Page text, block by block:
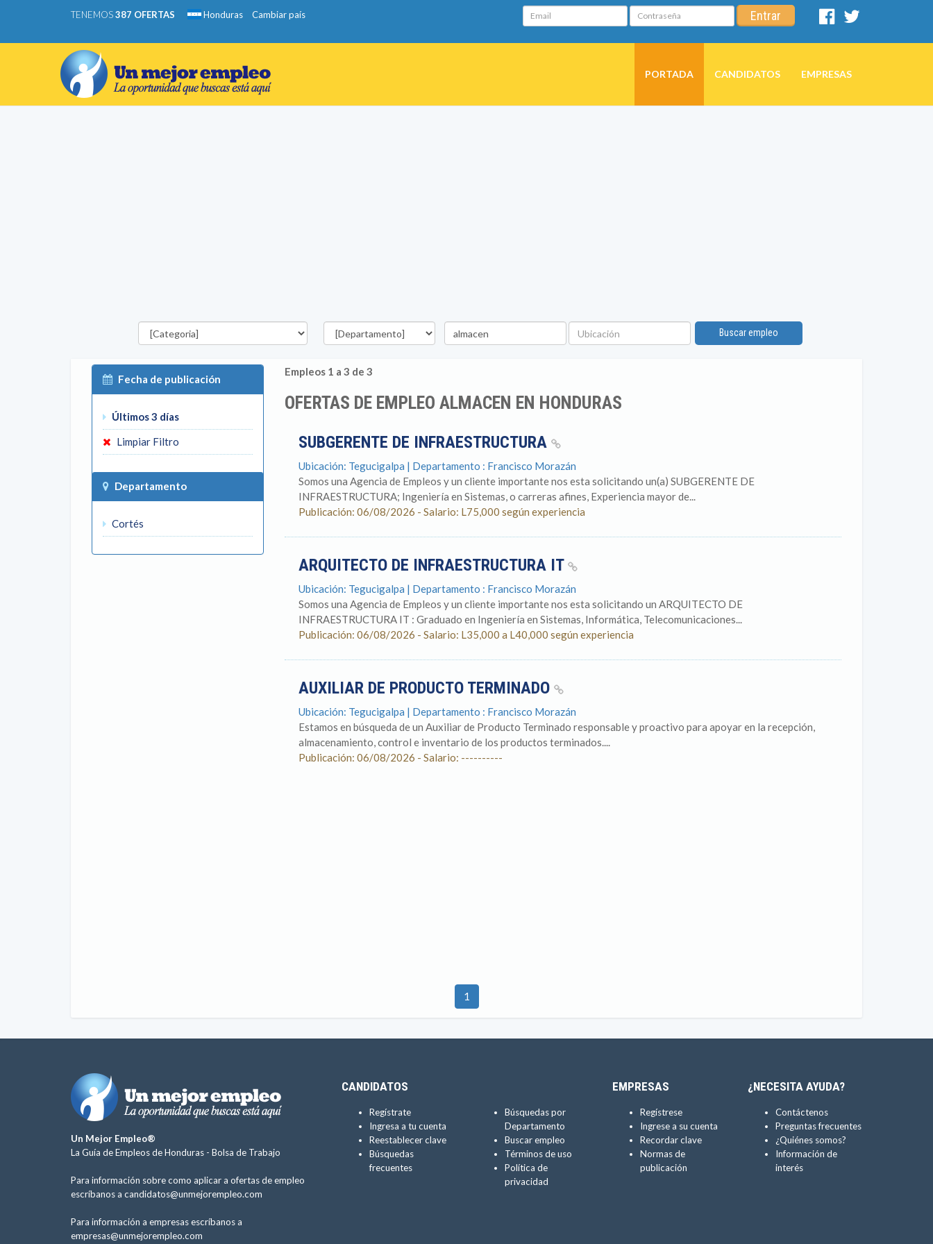
TENEMOS387 OFERTAS Honduras Cambiar país Email Contraseña Entrar
Facebook
PORTADA CANDIDATOS EMPRESAS
Categorías Departamento
Palabra
clave
Ubicación
Buscar empleo
Fecha de publicación
Últimos 3 días
Limpiar Filtro
Departamento
Cortés
Empleos 1 a 3 de 3
OFERTAS DE EMPLEO ALMACEN EN HONDURAS
SUBGERENTE DE INFRAESTRUCTURA
Ubicación: Tegucigalpa | Departamento : Francisco Morazán
Somos una Agencia de Empleos y un cliente importante nos esta solicitando un(a) SUBGERENTE DE
INFRAESTRUCTURA; Ingeniería en Sistemas, o carreras afines, Experiencia mayor de...
Publicación: 06/08/2026 - Salario: L75,000 según experiencia
ARQUITECTO DE INFRAESTRUCTURA IT
Ubicación: Tegucigalpa | Departamento : Francisco Morazán
Somos una Agencia de Empleos y un cliente importante nos esta solicitando un ARQUITECTO DE
INFRAESTRUCTURA IT : Graduado en Ingeniería en Sistemas, Informática, Telecomunicaciones...
Publicación: 06/08/2026 - Salario: L35,000 a L40,000 según experiencia
AUXILIAR DE PRODUCTO TERMINADO
Ubicación: Tegucigalpa | Departamento : Francisco Morazán
Estamos en búsqueda de un Auxiliar de Producto Terminado responsable y proactivo para apoyar en la recepción,
almacenamiento, control e inventario de los productos terminados....
Publicación: 06/08/2026 - Salario: ----------
1
Un Mejor Empleo®
La Guía de Empleos de Honduras - Bolsa de Trabajo
Para información sobre como aplicar a ofertas de empleo
escríbanos a candidatos@unmejorempleo.com
Para información a empresas escríbanos a
empresas@unmejorempleo.com
CANDIDATOS
Regístrate
Ingresa a tu cuenta
Reestablecer clave
Búsquedas
frecuentes
Búsquedas por
Departamento
Buscar empleo
Términos de uso
Política de
privacidad
EMPRESAS
Regístrese
Ingrese a su cuenta
Recordar clave
Normas de
publicación
¿NECESITA AYUDA?
Contáctenos
Preguntas frecuentes
¿Quiénes somos?
Información de
interés